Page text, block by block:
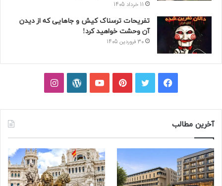
11 خرداد 1405
تفریحات ترسناک کیش و جاهایی که از دیدن
آن وحشت خواهید کرد!
30 فروردین 1405
فیسبوکتوییترپینتریستیوتیوبوردپرساینستاگرام
آخرین مطالب